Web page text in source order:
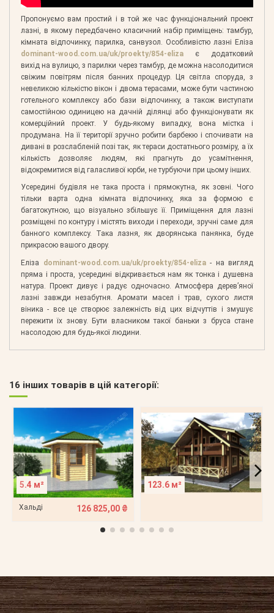
Пропонуємо вам простий і в той же час функціональний проект
лазні, в якому передбачено класичний набір приміщень: тамбур,
кімната відпочинку, парилка, санвузол. Особливістю лазні Еліза
dominant-wood.com.ua/uk/proekty/854-eliza є додатковий
вихід на вулицю, з парилки через тамбур, де можна насолодитися
свіжим повітрям після банних процедур. Ця світла споруда, з
невеликою кількістю вікон і двома терасами, може бути частиною
готельного комплексу або бази відпочинку, а також виступати
самостійною одиницею на дачній ділянці або функціонувати як
комерційний проект. У будь-якому випадку, вона містка і
продумана. На її території зручно робити барбекю і спочивати на
дивані в розслабленій позі так, як тераси достатнього розміру, а їх
кількість дозволяє людям, які прагнуть до усамітнення,
відокремитися від галасливої юрби, не турбуючи при цьому інших.
Усередині будівля не така проста і прямокутна, як зовні. Чого
тільки варта одна кімната відпочинку, яка за формою є
багатокутною, що візуально збільшує її. Приміщення для лазні
розміщені по контуру і містять виходи і переходи, зручні саме для
банного комплексу. Така лазня, як дворянська панянка, буде
прикрасою вашого двору.
Еліза dominant-wood.com.ua/uk/proekty/854-eliza- на вигляд
пряма і проста, усередині відкривається нам як тонка і душевна
натура. Проект дивує і радує одночасно. Атмосфера дерев’яної
лазні завжди незабутня. Аромати масел і трав, сухого листя
віника - все це створює залежність від цих відчуттів і змушує
пережити їх знову. Бути власником такої баньки з бруса стане
насолодою для будь-якої людини.
16 інших товарів в цій категорії:
5.4 м²
Хальді 126 825,00 ₴
123.6 м²